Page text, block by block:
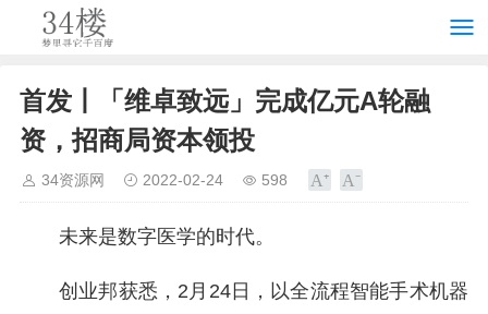
首发丨「维卓致远」完成亿元A轮融
资，招商局资本领投
34资源网 2022-02-24 598
未来是数字医学的时代。
创业邦获悉，2月24日，以全流程智能手术机器